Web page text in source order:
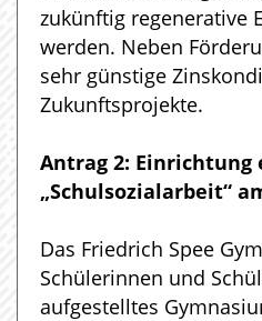
zukünftig regenerative
werden. Neben
sehr günstige
Zukunftsprojekte.
Antrag 2: Einrichtung
„Schulsozialarbeit“
Das Friedrich Spee
Schülerinnen und
aufgestelltes